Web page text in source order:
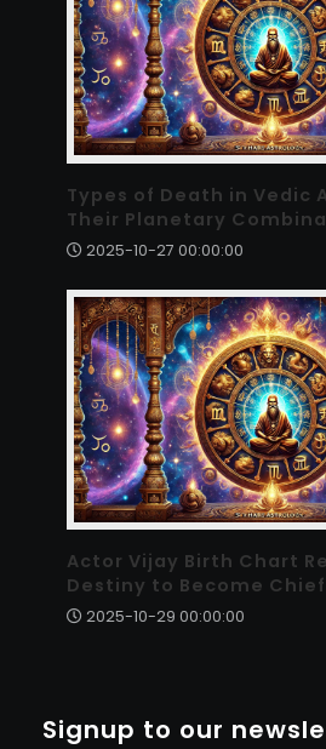
Types of Death in Vedic
Their Planetary
2025-10-27 00:00:00
Actor Vijay Birth Chart
Destiny to Become
2025-10-29 00:00:00
Signup to our